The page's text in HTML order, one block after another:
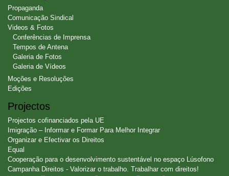
Propaganda
Comunicação Sindical
Videos & Fotos
Conferências de Imprensa
Tempos de Antena
Galeria de Fotos
Galeria de Vídeos
Moções e Resoluções
Edições
Projectos
Projectos cofinanciados pela UE
Imigração – Informar e Formar Para Melhor Integrar
Organizar e Efectivar os Direitos
Equal
Cooperação para o desenvolvimento sustentável no espaço Lúsofono
Campanha Direitos - Valorizar o trabalho. Trabalhar com direitos!